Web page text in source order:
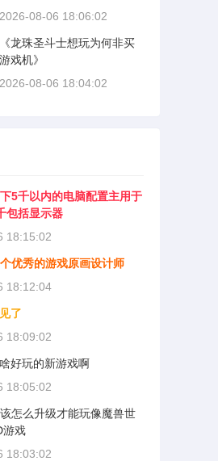
2026-08-06 18:06:02
《龙珠圣斗士想玩为何非买
游戏机》
2026-08-06 18:04:02
5千以内的电脑配置主用于
包括显示器
18:15:02
优秀的游戏原画设计师
18:12:04
了
18:09:02
好玩的新游戏啊
18:05:02
怎么升级才能玩像魔兽世
游戏
18:03:02